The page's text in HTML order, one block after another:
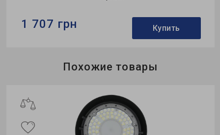
1 707 грн Купить
ArderoПохожие товары